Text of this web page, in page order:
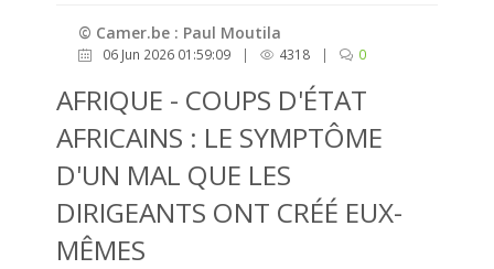
© Camer.be : Paul Moutila
06 Jun 2026 01:59:09 | 4318 | 0
AFRIQUE - COUPS D'ÉTAT
AFRICAINS : LE SYMPTÔME
D'UN MAL QUE LES
DIRIGEANTS ONT CRÉÉ EUX-
MÊMES